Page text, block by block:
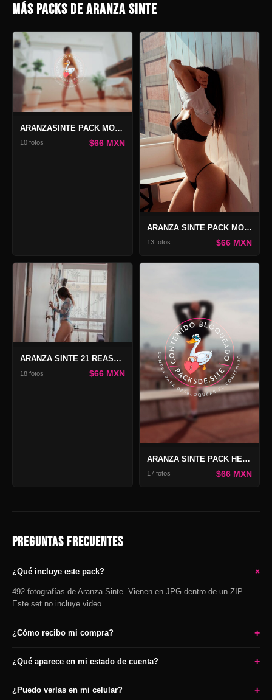
MÁS PACKS DE ARANZA SINTE
ARANZASINTE PACK MOTHER OF DRAGONS 2
10 fotos $66 MXN
ARANZA SINTE PACK MOTHER OF DRAGONS
13 fotos $66 MXN
ARANZA SINTE 21 REASONS
18 fotos $66 MXN
ARANZA SINTE PACK HEARTBREAKER
17 fotos $66 MXN
PREGUNTAS FRECUENTES
¿Qué incluye este pack? +
492 fotografías de Aranza Sinte. Vienen en JPG dentro de un ZIP.
Este set no incluye video.
¿Cómo recibo mi compra? +
¿Qué aparece en mi estado de cuenta? +
¿Puedo verlas en mi celular? +